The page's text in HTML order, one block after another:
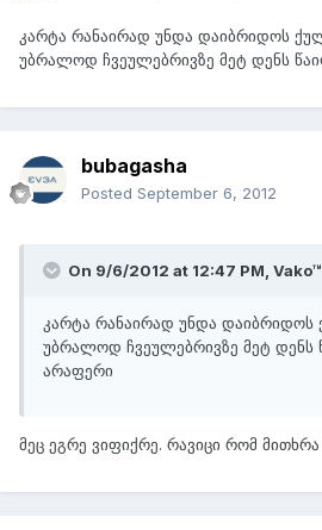
კარტა რანაირად უნდა დაიბრიდოს
უბრალოდ ჩვეულებრივზე მეტ დენს
bubagasha
Posted September 6, 2012
On 9/6/2012 at 12:47 PM,
კარტა რანაირად უნდა დაიბრიდოს
უბრალოდ ჩვეულებრივზე მეტ დენს
არაფერი
მეც ეგრე ვიფიქრე. რავიცი რომ მითხრა